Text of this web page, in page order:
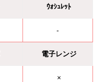
ｳｫｼｭﾚｯﾄ
-
電子レンジ
×